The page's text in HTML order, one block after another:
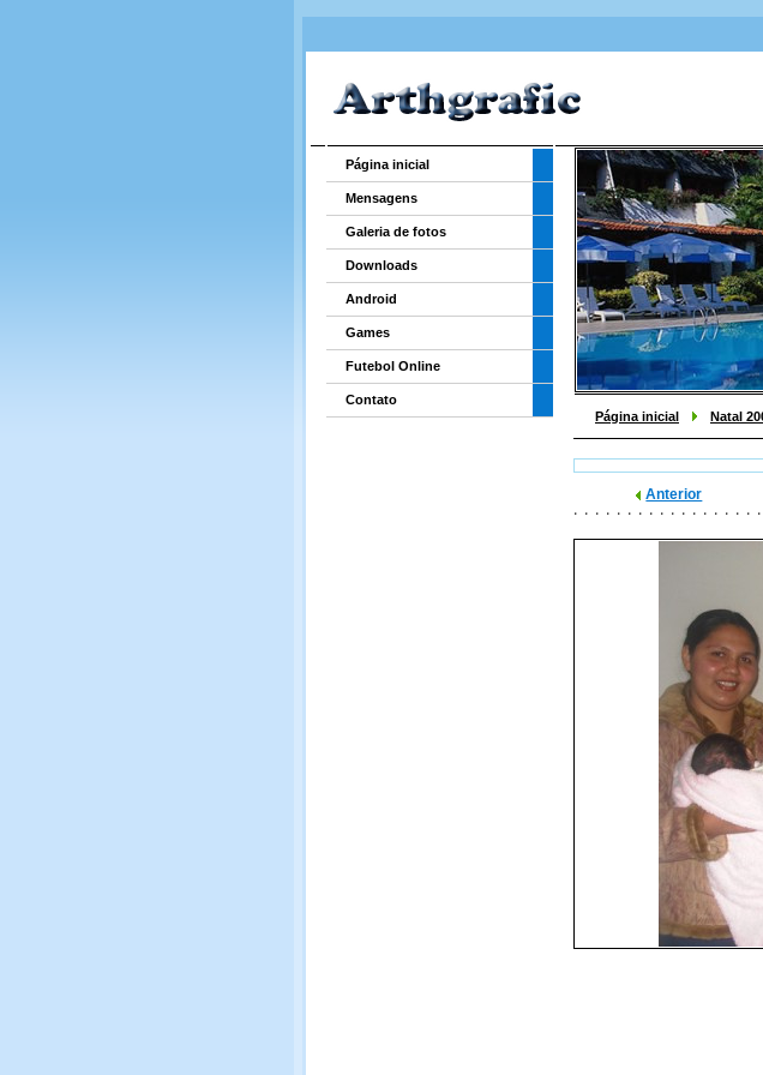
Página inicial Natal
Anterior
Página inicial
Mensagens
Galeria de fotos
Downloads
Android
Games
Futebol Online
Contato